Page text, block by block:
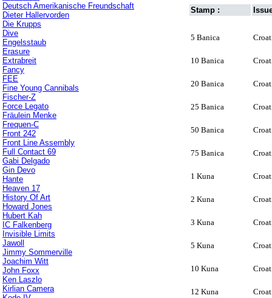
Deutsch Amerikanische Freundschaft
Dieter Hallervorden
Die Krupps
Dive
Engelsstaub
Erasure
Extrabreit
Fancy
FEE
Fine Young Cannibals
Fischer-Z
Force Legato
Fräulein Menke
Frequen-C
Front 242
Front Line Assembly
Full Contact 69
Gabi Delgado
Gin Devo
Hante
Heaven 17
History Of Art
Howard Jones
Hubert Kah
IC Falkenberg
Invisible Limits
Jawoll
Jimmy Sommerville
Joachim Witt
John Foxx
Ken Laszlo
Kirlian Camera
Stamp :
5 Banica
10 Banica
20 Banica
25 Banica
50 Banica
75 Banica
1 Kuna
2 Kuna
3 Kuna
5 Kuna
10 Kuna
12 Kuna